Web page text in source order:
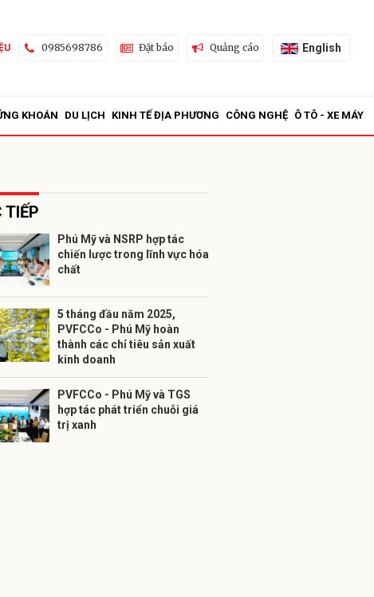
0985698786 Đặt báo Quảng cáo English
KHOÁN DU LỊCH KINH TẾ ĐỊA PHƯƠNG CÔNG NGHỆ Ô TÔ - XE MÁY
TIẾP
Phú Mỹ và NSRP hợp tác
chiến lược trong lĩnh vực hóa
chất
5 tháng đầu năm 2025,
PVFCCo - Phú Mỹ hoàn
thành các chỉ tiêu sản xuất
kinh doanh
PVFCCo - Phú Mỹ và TGS
hợp tác phát triển chuỗi giá
trị xanh
Gửi